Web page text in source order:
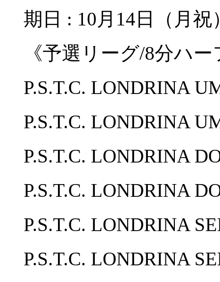
期日 : 10月14日（月
《予選リーグ/8分ハー
P.S.T.C. LONDRINA
P.S.T.C. LONDRINA
P.S.T.C. LONDRINA
P.S.T.C. LONDRINA
P.S.T.C. LONDRINA
P.S.T.C. LONDRINA